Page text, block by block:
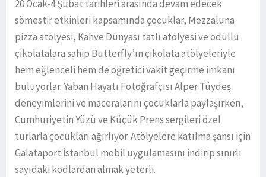
20 Ocak-4 Şubat tarihleri arasında devam edecek
sömestir etkinleri kapsamında çocuklar, Mezzaluna
pizza atölyesi, Kahve Dünyası tatlı atölyesi ve ödüllü
çikolatalara sahip Butterfly’ın çikolata atölyeleriyle
hem eğlenceli hem de öğretici vakit geçirme imkanı
buluyorlar. Yaban Hayatı Fotoğrafçısı Alper Tüydeş
deneyimlerini ve maceralarını çocuklarla paylaşırken,
Cumhuriyetin Yüzü ve Küçük Prens sergileri özel
turlarla çocukları ağırlıyor. Atölyelere katılma şansı için
Galataport İstanbul mobil uygulamasını indirip sınırlı
sayıdaki kodlardan almak yeterli.